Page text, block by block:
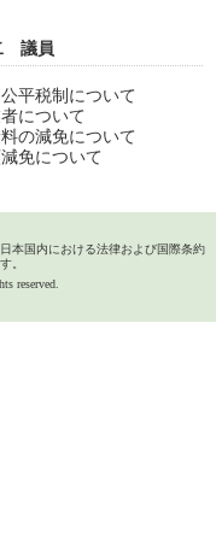
議員
平税制について
について
の減免について
免について
本国内における法律および国際条約
。
reserved.